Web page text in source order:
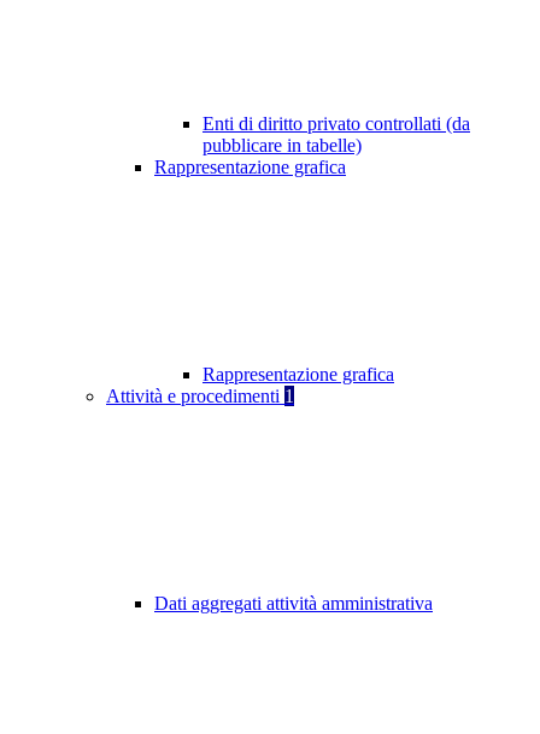
Enti di diritto privato controllati (da
pubblicare in tabelle)
Rappresentazione grafica
Rappresentazione grafica
Attività e procedimenti 1
Dati aggregati attività amministrativa